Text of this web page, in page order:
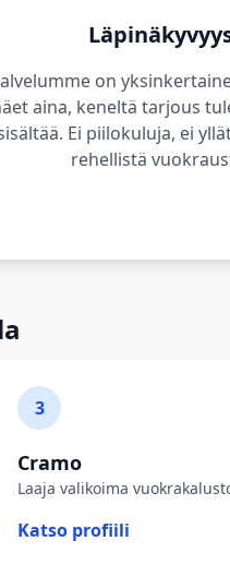
on
aina, keneltä tarjous
Ei piilokuluja, ei
rehellistä
3
Cramo
Laaja valikoima
Katso profiili